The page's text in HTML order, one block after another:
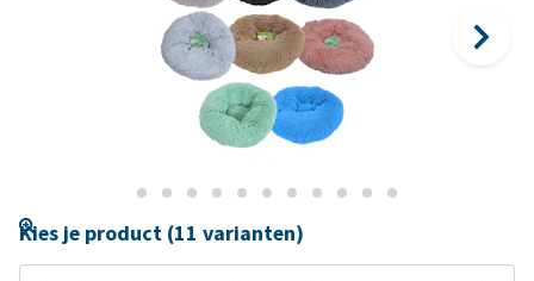
Kies je product (11 varianten)